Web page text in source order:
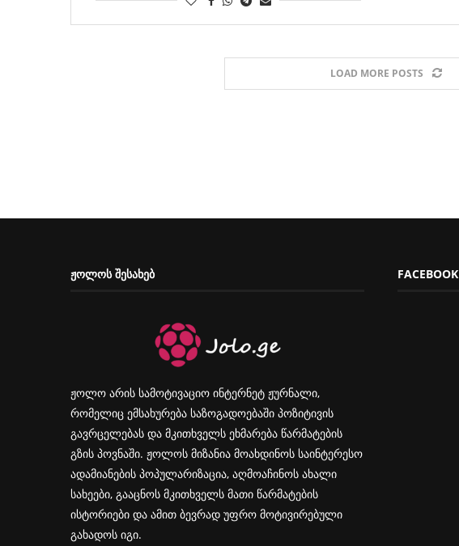
LOAD MORE POSTS
ᲟᲝᲚᲝᲡ ᲨᲔᲡᲐᲮᲔᲑ
ჟოლო არის სამოტივაციო ინტერნეტ ჟურნალი,
რომელიც ემსახურება საზოგადოებაში პოზიტივის
გავრცელებას და მკითხველს ეხმარება წარმატების
გზის პოვნაში. ჟოლოს მიზანია მოახდინოს საინტერესო
ადამიანების პოპულარიზაცია, აღმოაჩინოს ახალი
სახეები, გააცნოს მკითხველს მათი წარმატების
ისტორიები და ამით ბევრად უფრო მოტივირებული
გახადოს იგი.
FACEBOOK